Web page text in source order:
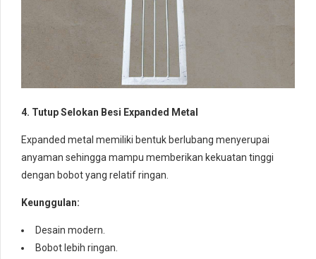
4. Tutup Selokan Besi Expanded Metal
Expanded metal memiliki bentuk berlubang menyerupai
anyaman sehingga mampu memberikan kekuatan tinggi
dengan bobot yang relatif ringan.
Keunggulan:
Desain modern.
Bobot lebih ringan.